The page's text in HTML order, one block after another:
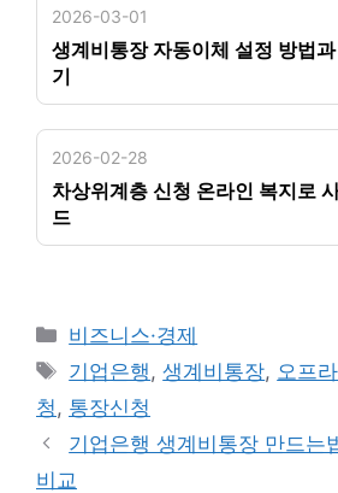
2026-03-01
생계비통장 자동이체 설정 방법
기
2026-02-28
차상위계층 신청 온라인 복지로
드
카
테
리
비즈니스·경제
태
그
기업은행,생계비통장, 오프
청, 통장신청
기업은행 생계비통장 만드는
비교